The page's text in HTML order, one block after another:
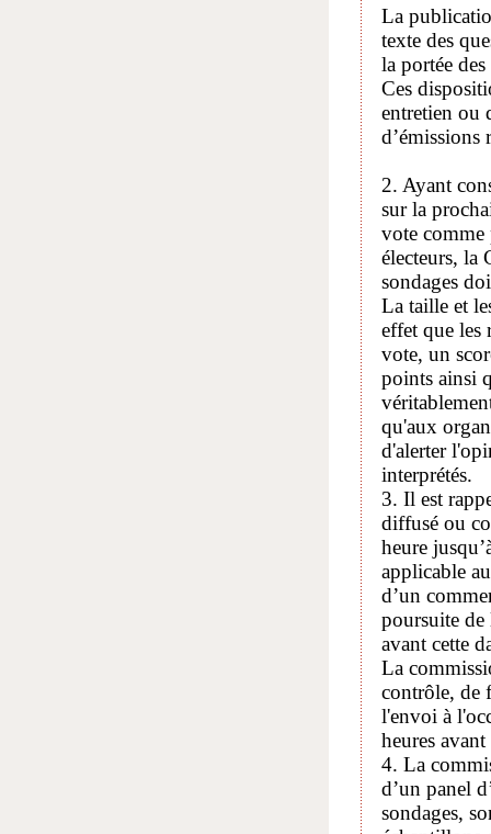
La
texte des
la portée
Ces
entretien ou
d’émissions
2. Ayant
sur la
vote comme
électeurs, la
sondages
La taille et
effet que les
vote, un
points ainsi
qu'aux
d'alerter
interprétés.
3. Il est
diffusé ou
heure
applicable
d’un
poursuite
avant cette
La
contrôle, de
l'envoi à
heures
4. La
d’un panel
sondages,